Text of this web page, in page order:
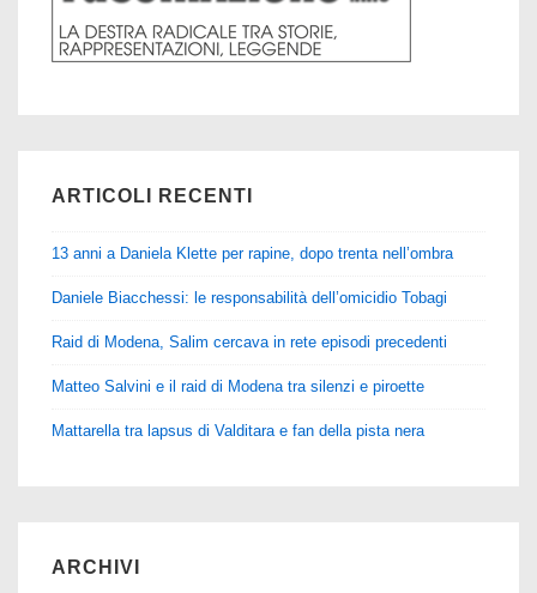
ARTICOLI RECENTI
13 anni a Daniela Klette per rapine, dopo trenta nell’ombra
Daniele Biacchessi: le responsabilità dell’omicidio Tobagi
Raid di Modena, Salim cercava in rete episodi precedenti
Matteo Salvini e il raid di Modena tra silenzi e piroette
Mattarella tra lapsus di Valditara e fan della pista nera
ARCHIVI